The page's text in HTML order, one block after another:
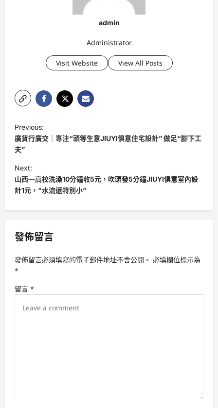
admin
Administrator
Visit Website View All Posts
o
s
t
n
a
v
g
a
t
i
Previous:
廣貨行廣交｜專注“頭等生意JIUYI俱意住宅設計” 做足“腳下工
夫”
Next:
山西一高校洗澡10分鐘收5元，吹頭發5分鐘JIUYI俱意室內設
計1元，“水流還特別小”
發佈留言
發佈留言必須填寫的電子郵件地址不會公開。 必填欄位標示為
*
留言 *